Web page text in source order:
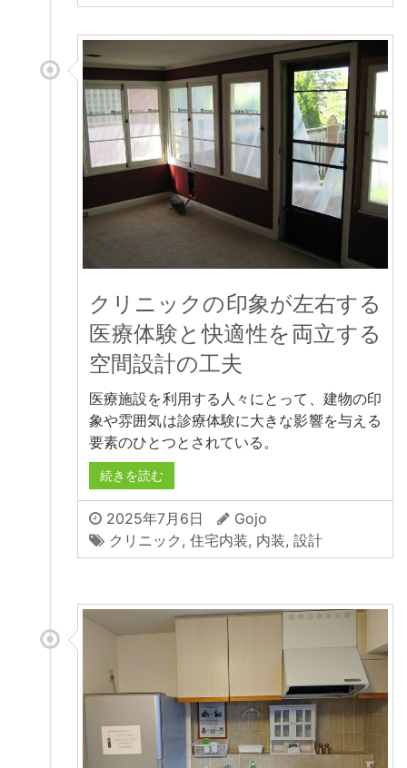
クリニックの印象が左右する
医療体験と快適性を両立する
空間設計の工夫
医療施設を利用する人々にとって、建物の印
象や雰囲気は診療体験に大きな影響を与える
要素のひとつとされている。
続きを読む
2025年7月6日
Gojo
クリニック , 住宅内装, 内装, 設計